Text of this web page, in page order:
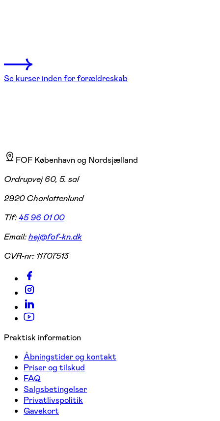
Se kurser inden for forældreskab
FOF København og Nordsjælland
Ordrupvej 60, 5. sal
2920 Charlottenlund
Tlf:45 96 01 00
Email:hej@fof-kn.dk
CVR-nr: 11707513
Praktisk information
Åbningstider og kontakt
Priser og tilskud
FAQ
Salgsbetingelser
Privatlivspolitik
Gavekort